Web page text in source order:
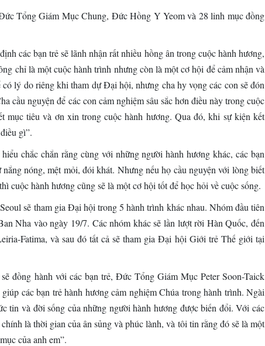
Tổng Giám Mục Chung, Đức Hồng Y Yeom và 28 linh mục đồng
các bạn trẻ sẽ lãnh nhận rất nhiều hồng ân trong cuộc hành hương,
chỉ là một cuộc hành trình nhưng còn là một cơ hội để cảm nhận và
lý do riêng khi tham dự Đại hội, nhưng cha hy vọng các con sẽ đón
cầu nguyện để các con cảm nghiệm sâu sắc hơn điều này trong cuộc
mục tiêu và ơn xin trong cuộc hành hương. Qua đó, khi sự kiện kết
gì”.
chắc chắn rằng cùng với những người hành hương khác, các bạn
nóng, mệt mỏi, đói khát. Nhưng nếu họ cầu nguyện với lòng biết
cuộc hành hương cũng sẽ là một cơ hội tốt để học hỏi về cuộc sống.
sẽ tham gia Đại hội trong 5 hành trình khác nhau. Nhóm đầu tiên
Nha vào ngày 19/7. Các nhóm khác sẽ lần lượt rời Hàn Quốc, đến
Fatima, và sau đó tất cả sẽ tham gia Đại hội Giới trẻ Thế giới tại
đồng hành với các bạn trẻ, Đức Tổng Giám Mục Peter Soon-Taick
các bạn trẻ hành hương cảm nghiệm Chúa trong hành trình. Ngài
tin và đời sống của những người hành hương được biến đổi. Với các
là thời gian của ân sủng và phúc lành, và tôi tin rằng đó sẽ là một
của anh em”.